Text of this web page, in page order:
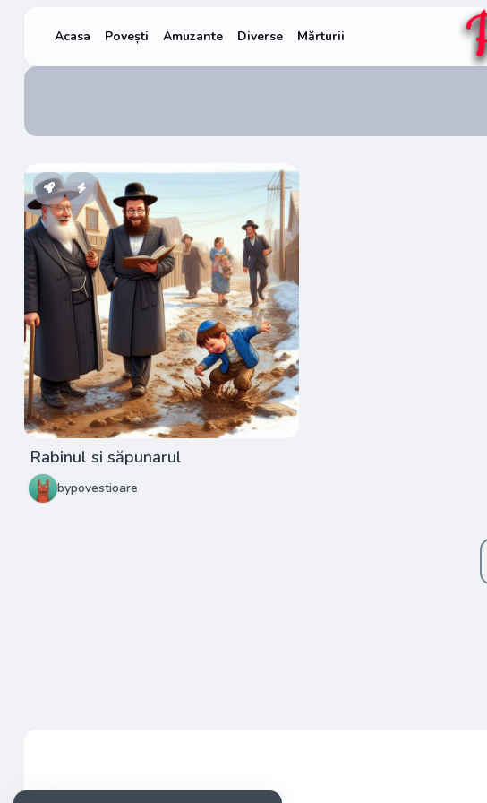
Acasa Povești Amuzante Diverse Mărturii
Rabinul si săpunarul
bypovestioare